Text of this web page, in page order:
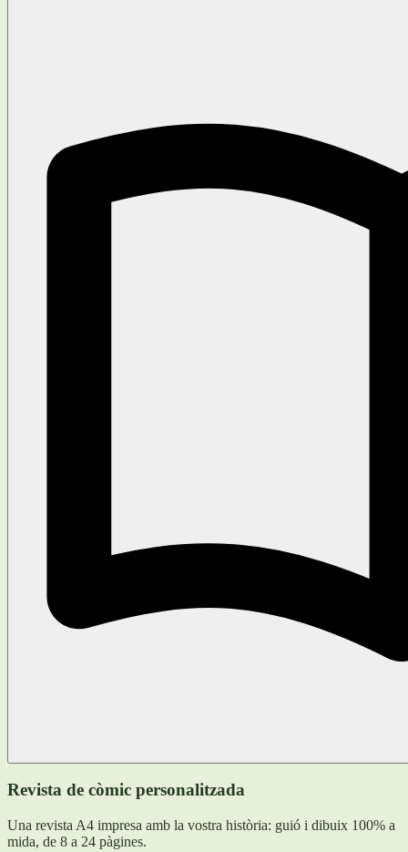
Revista de còmic personalitzada
Una revista A4 impresa amb la vostra història: guió i dibuix 100% a
mida, de 8 a 24 pàgines.